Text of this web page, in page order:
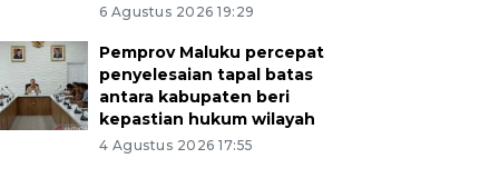
6 Agustus 2026 19:29
Pemprov Maluku percepat
penyelesaian tapal batas
antara kabupaten beri
kepastian hukum wilayah
4 Agustus 2026 17:55